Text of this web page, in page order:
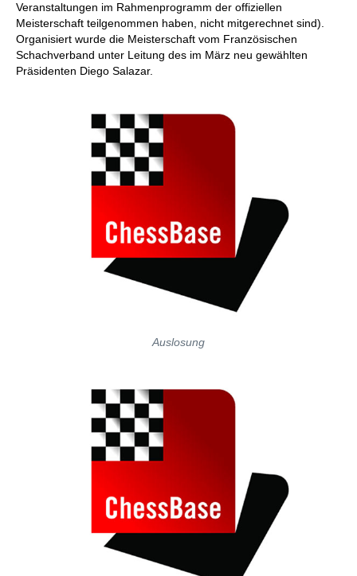
Veranstaltungen im Rahmenprogramm der offiziellen
Meisterschaft teilgenommen haben, nicht mitgerechnet sind).
Organisiert wurde die Meisterschaft vom Französischen
Schachverband unter Leitung des im März neu gewählten
Präsidenten Diego Salazar.
Auslosung